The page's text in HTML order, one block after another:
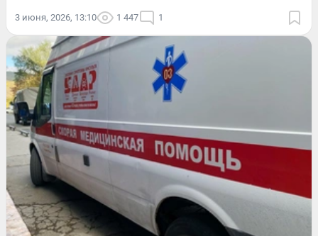
3 июня, 2026, 13:10 1 447 1